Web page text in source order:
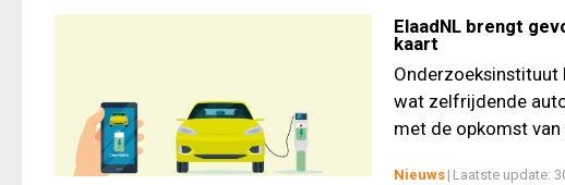
ElaadNL brengt
kaart
Onderzoeksinstituut
wat zelfrijdende
met de opkomst van
Nieuws | Laatste update: